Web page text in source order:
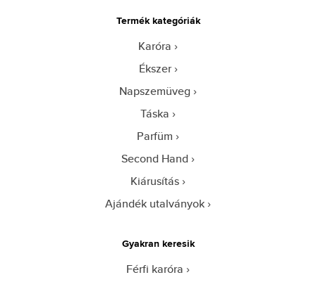
Termék kategóriák
Karóra
Ékszer
Napszemüveg
Táska
Parfüm
Second Hand
Kiárusítás
Ajándék utalványok
Gyakran keresik
Férfi karóra